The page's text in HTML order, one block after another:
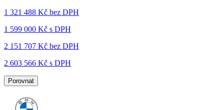
1 321 488 Kč bez DPH
1 599 000 Kč s DPH
2 151 707 Kč bez DPH
2 603 566 Kč s DPH
Porovnat